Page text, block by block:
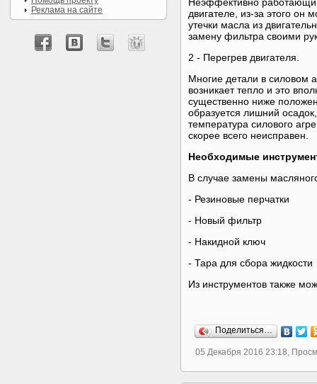
двигателе, из-за этого он
утечки масла из
замену фильтра своими
2 - Перегрев двигателя.
Многие детали в силовом
возникает тепло и это
существенно ниже
образуется лишний
температура силового
скорее всего неисправен.
Необходимые
В случае замены
- Резиновые перчатки
- Новый фильтр
- Накидной ключ
- Тара для сбора жидкости
Из инструментов также
Поделиться…
05 Декабря 2016 23:18,
Реклама на сайте